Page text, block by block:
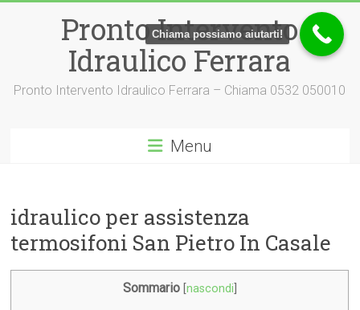
Pronto Intervento
Idraulico Ferrara
Pronto Intervento Idraulico Ferrara – Chiama 0532 050010
Menu
idraulico per assistenza
termosifoni San Pietro In Casale
Sommario nascondi
Chiama possiamo aiutarti!